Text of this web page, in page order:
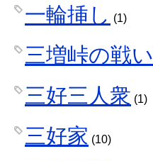
一輪挿し (1)
三増峠の戦い
三好三人衆 (1)
三好家 (10)